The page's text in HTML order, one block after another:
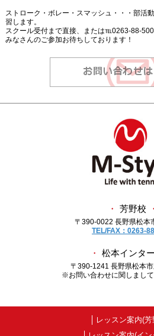
ストローク・ボレー・スマッシュ・・・部活
習します。
スクール受付まで直接、または℡0263-88-
みなさんのご参加お待ちしております！
・ 芳野校 ・
〒390-0022 長野県松本
TEL/FAX：0263-
・ 松本インタ
〒390-1241 長野県松本
※お問い合わせに関しまし
レッスン案内(芳